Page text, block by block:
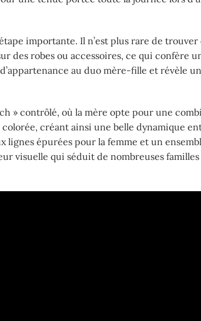
importante. Il n’est plus rare de
des robes ou accessoires, ce qui confère
au duo mère-fille et révèle
» contrôlé, où la mère opte pour une
créant ainsi une belle dynamique
épurées pour la femme et un
visuelle qui séduit de nombreuses